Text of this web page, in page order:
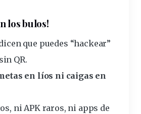
los bulos!
que puedes “hackear”
QR.
en líos ni caigas en
ni APK raros, ni apps de